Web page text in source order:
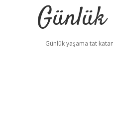
Günlük yaşama tat